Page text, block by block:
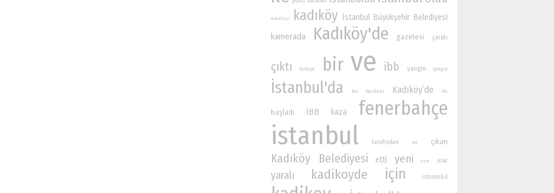
Belediye kadıköy İstanbul Büyükşehir Belediyesi
kamerada Kadıköy'de gazetesi çarptı
çıktı turkiye bir ve ibb yangin yangın
İstanbul'da bu baskani Kadıköy’de iki
başladı İBB kaza fenerbahçe
istanbul tarafından en çıkan
Kadıköy Belediyesi etti yeni özel arac
yaralı kadikoyde için otomobil